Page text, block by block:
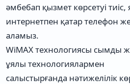
әмбебап қызмет көрсетуі тиіс,
интернетпен қатар телефон
аламыз.
WiMAX технологиясы сымды
ұялы технологиялармен
салыстырғанда нәтижелілік